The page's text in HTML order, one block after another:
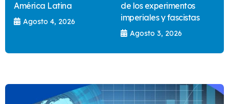
América Latina
Agosto 4, 2026
de los experimentos
imperiales y fascistas
Agosto 3, 2026